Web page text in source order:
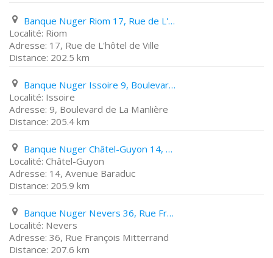
Banque Nuger Riom 17, Rue de L'hôtel de Ville
Riom
17, Rue de L'hôtel de Ville
202.5 km
Banque Nuger Issoire 9, Boulevard de La Manlière
Issoire
9, Boulevard de La Manlière
205.4 km
Banque Nuger Châtel-Guyon 14, Avenue Baraduc
Châtel-Guyon
14, Avenue Baraduc
205.9 km
Banque Nuger Nevers 36, Rue François Mitterrand
Nevers
36, Rue François Mitterrand
207.6 km